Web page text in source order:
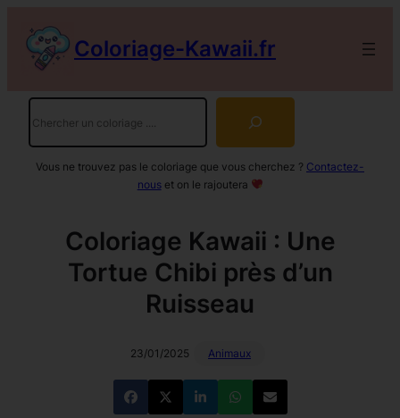
contenu
Coloriage-Kawaii.fr
Vous ne trouvez pas le coloriage que vous cherchez ? Contactez-
nouset on le rajoutera
Coloriage Kawaii : Une
Tortue Chibi près d’un
Ruisseau
23/01/2025 Animaux